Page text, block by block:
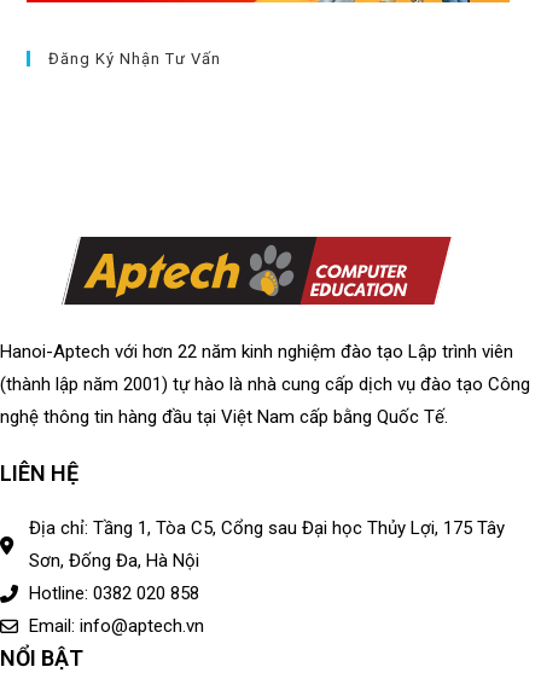
Đăng Ký Nhận Tư Vấn
Hanoi-Aptech với hơn 22 năm kinh nghiệm đào tạo Lập trình viên
(thành lập năm 2001) tự hào là nhà cung cấp dịch vụ đào tạo Công
nghệ thông tin hàng đầu tại Việt Nam cấp bằng Quốc Tế.
LIÊN HỆ
Địa chỉ: Tầng 1, Tòa C5, Cổng sau Đại học Thủy Lợi, 175 Tây
Sơn, Đống Đa, Hà Nội
Hotline: 0382 020 858
Email: info@aptech.vn
NỔI BẬT